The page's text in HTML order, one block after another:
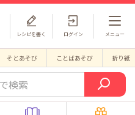
ログイン
レシピを書く メニュー
そとあそび ことばあそび 折り紙